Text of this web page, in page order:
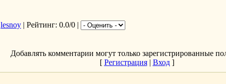
lesnoy | Рейтинг: 0.0/0 |
Добавлять комментарии могут только зарегистрированные
[ Регистрация| Вход]